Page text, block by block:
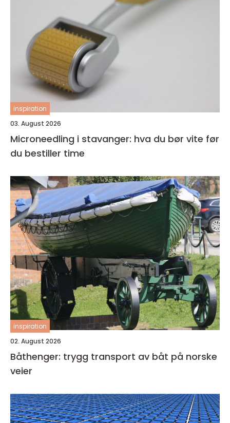
inspiration
03. August 2026
Microneedling i stavanger: hva du bør vite før
du bestiller time
inspiration
02. August 2026
Båthenger: trygg transport av båt på norske
veier